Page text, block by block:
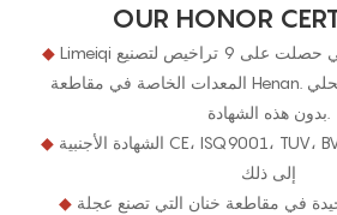
OUR HONOR
◆ Limeiqi هي الشركة الوحيدة التي حصلت على 9 تراخيص لتصنيع
المعدات الخاصة في مقاطعة Henan. ولا يُسمح بالتركيب المحلي
◆ الشهادة الأجنبية CE، ISQ9001، TUV، BV، SASO، SONCAP وما
إلى ذلك
◆ في مقاطعة خنان التي تصنع عجلة